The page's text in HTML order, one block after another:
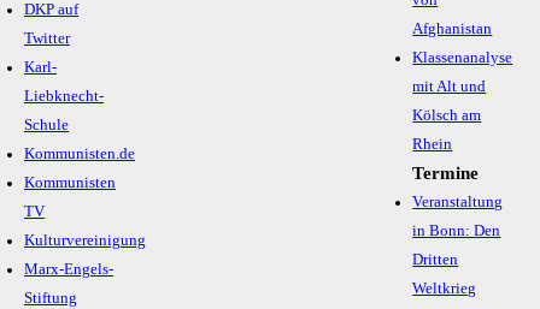
DKP auf
Twitter
Karl-
Liebknecht-
Schule
Kommunisten.de
Kommunisten
TV
Kulturvereinigung
Marx-Engels-
Stiftung
Afghanistan
Klassenanalyse
mit Alt und
Kölsch am
Rhein
Termine
Veranstaltung
in Bonn: Den
Dritten
Weltkrieg